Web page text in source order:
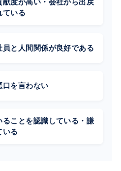
献度が高い・会社から出戻
ている
員と人間関係が良好である
口を言わない
ることを認識している・謙
いる